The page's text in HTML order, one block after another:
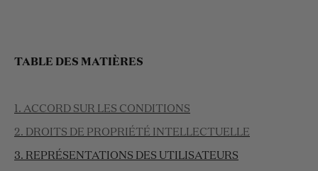
TABLE DES MATIÈRES
1. ACCORD SUR LES CONDITIONS
2. DROITS DE PROPRIÉTÉ INTELLECTUELLE
3. REPRÉSENTATIONS DES UTILISATEURS